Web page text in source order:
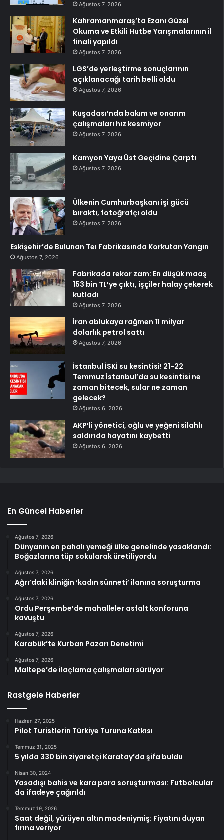
Ağustos 7, 2026
Kahramanmaraş’ta Ezanı Güzel
Okuma ve Etkili Hutbe Yarışmalarının il
finali yapıldı
Ağustos 7, 2026
LGS’de yerleştirme sonuçlarının
açıklanacağı tarih belli oldu
Ağustos 7, 2026
Kuşadası’nda bakım ve onarım
çalışmaları hız kesmiyor
Ağustos 7, 2026
Kamyon Yaya Üst Geçidine Çarptı
Ağustos 7, 2026
Ülkenin Cumhurbaşkanı işi gücü
bıraktı, fotoğrafçı oldu
Ağustos 7, 2026
Eskişehir’de Bulunan Teı Fabrikasında Korkutan Yangın
Ağustos 7, 2026
Fabrikada rekor zam: En düşük maaş
153 bin TL’ye çıktı, işçiler halay çekerek
kutladı
Ağustos 7, 2026
İran ablukaya rağmen 11 milyar
dolarlık petrol sattı
Ağustos 7, 2026
İstanbul İSKİ su kesintisi! 21-22
Temmuz İstanbul’da su kesintisi ne
zaman bitecek, sular ne zaman
gelecek?
Ağustos 6, 2026
AKP’li yönetici, oğlu ve yeğeni silahlı
saldırıda hayatını kaybetti
Ağustos 6, 2026
En Güncel Haberler
Ağustos 7, 2026
Dünyanın en pahalı yemeği ülke genelinde yasaklandı:
Boğazlarına tüp sokularak üretiliyordu
Ağustos 7, 2026
Ağrı’daki kliniğin ‘kadın sünneti’ ilanına soruşturma
Ağustos 7, 2026
Ordu Perşembe’de mahalleler asfalt konforuna
kavuştu
Ağustos 7, 2026
Karabük’te Kurban Pazarı Denetimi
Ağustos 7, 2026
Maltepe’de ilaçlama çalışmaları sürüyor
Rastgele Haberler
Haziran 27, 2025
Pilot Turistlerin Türkiye Turuna Katkısı
Temmuz 31, 2025
5 yılda 330 bin ziyaretçi Karatay’da şifa buldu
Nisan 30, 2024
Yasadışı bahis ve kara para soruşturması: Futbolcular
da ifadeye çağırıldı
Temmuz 19, 2026
Saat değil, yürüyen altın madeniymiş: Fiyatını duyan
fırına veriyor